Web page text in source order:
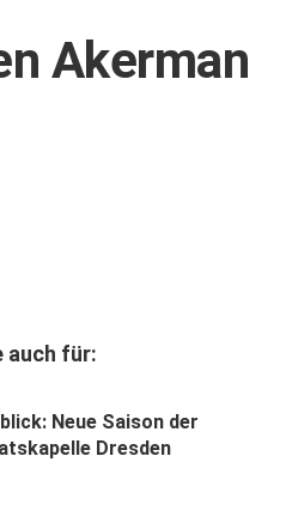
Akerman
auch für:
Neue Saison der
Dresden